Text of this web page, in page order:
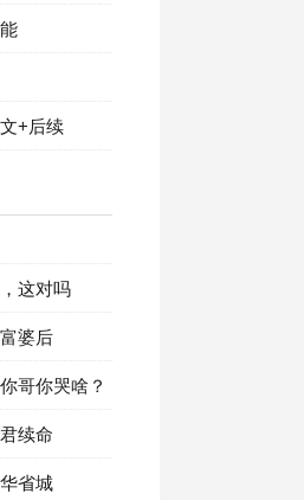
+后续
这对吗
婆后
哥你哭啥？
续命
省城